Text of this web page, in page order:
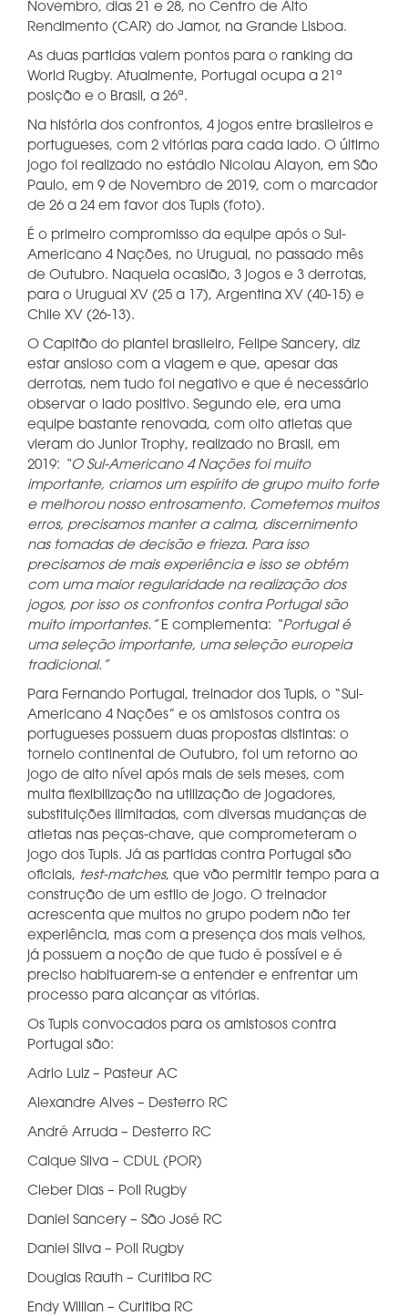
Novembro, dias 21 e 28, no Centro de Alto
Rendimento (CAR) do Jamor, na Grande Lisboa.
As duas partidas valem pontos para o ranking da
World Rugby. Atualmente, Portugal ocupa a 21ª
posição e o Brasil, a 26ª.
Na história dos confrontos, 4 jogos entre brasileiros e
portugueses, com 2 vitórias para cada lado. O último
jogo foi realizado no estádio Nicolau Alayon, em São
Paulo, em 9 de Novembro de 2019, com o marcador
de 26 a 24 em favor dos Tupis (foto).
É o primeiro compromisso da equipe após o Sul-
Americano 4 Nações, no Uruguai, no passado mês
de Outubro. Naquela ocasião, 3 jogos e 3 derrotas,
para o Uruguai XV (25 a 17), Argentina XV (40-15) e
Chile XV (26-13).
O Capitão do plantel brasileiro, Felipe Sancery, diz
estar ansioso com a viagem e que, apesar das
derrotas, nem tudo foi negativo e que é necessário
observar o lado positivo. Segundo ele, era uma
equipe bastante renovada, com oito atletas que
vieram do Junior Trophy, realizado no Brasil, em
2019: “O Sul-Americano 4 Nações foi muito
importante, criamos um espírito de grupo muito forte
e melhorou nosso entrosamento. Cometemos muitos
erros, precisamos manter a calma, discernimento
nas tomadas de decisão e frieza. Para isso
precisamos de mais experiência e isso se obtém
com uma maior regularidade na realização dos
jogos, por isso os confrontos contra Portugal são
muito importantes.” E complementa: “Portugal é
uma seleção importante, uma seleção europeia
tradicional.”
Para Fernando Portugal, treinador dos Tupis, o “Sul-
Americano 4 Nações” e os amistosos contra os
portugueses possuem duas propostas distintas: o
torneio continental de Outubro, foi um retorno ao
jogo de alto nível após mais de seis meses, com
muita flexibilização na utilização de jogadores,
substituições ilimitadas, com diversas mudanças de
atletas nas peças-chave, que comprometeram o
jogo dos Tupis. Já as partidas contra Portugal são
oficiais, test-matches, que vão permitir tempo para a
construção de um estilo de jogo. O treinador
acrescenta que muitos no grupo podem não ter
experiência, mas com a presença dos mais velhos,
já possuem a noção de que tudo é possível e é
preciso habituarem-se a entender e enfrentar um
processo para alcançar as vitórias.
Os Tupis convocados para os amistosos contra
Portugal são:
Adrio Luiz – Pasteur AC
Alexandre Alves – Desterro RC
André Arruda – Desterro RC
Caique Silva – CDUL (POR)
Cleber Dias – Poli Rugby
Daniel Sancery – São José RC
Daniel Silva – Poli Rugby
Douglas Rauth – Curitiba RC
Endy Willian – Curitiba RC